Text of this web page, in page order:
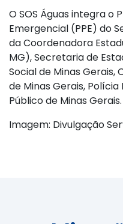
O SOS Águas integra o
Emergencial (PPE) do
da Coordenadora
MG), Secretaria de
Social de Minas
de Minas Gerais,
Público de Minas Gerais.
Imagem: Divulgação